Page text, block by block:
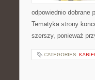
odpowiednio dobrane
Tematyka strony
szerszy, ponieważ
CATEGORIES: